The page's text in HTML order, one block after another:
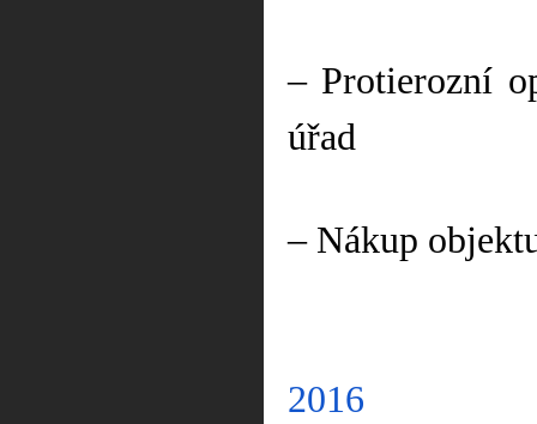
– Protierozní
úřad
– Nákup
2016